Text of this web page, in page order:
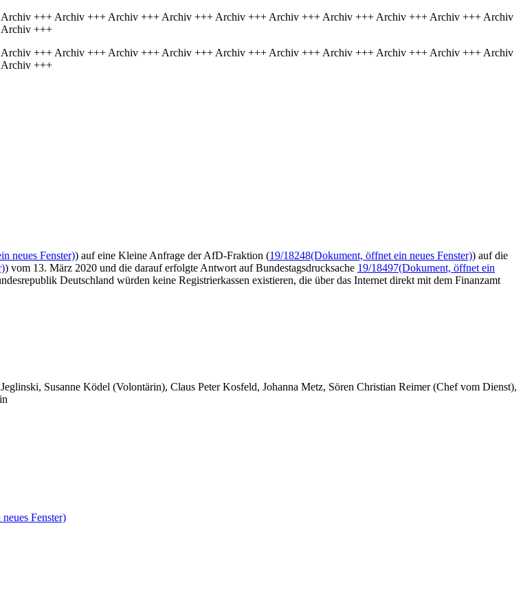
+++ Archiv +++ Archiv +++ Archiv +++ Archiv +++ Archiv +++ Archiv +++ Archiv +++ Archiv +++ Archiv
+++
+++ Archiv +++ Archiv +++ Archiv +++ Archiv +++ Archiv +++ Archiv +++ Archiv +++ Archiv +++ Archiv
+++
neues Fenster)) auf eine Kleine Anfrage der AfD-Fraktion (19/18248(Dokument, öffnet ein neues Fenster)) auf die
) vom 13. März 2020 und die darauf erfolgte Antwort auf Bundestagsdrucksache 19/18497(Dokument, öffnet ein
Deutschland würden keine Registrierkassen existieren, die über das Internet direkt mit dem Finanzamt
Susanne Ködel (Volontärin), Claus Peter Kosfeld, Johanna Metz, Sören Christian Reimer (Chef vom Dienst),
Fenster)